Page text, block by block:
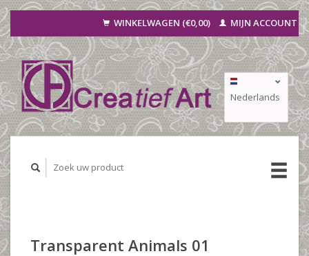
WINKELWAGEN (€0,00) MIJN ACCOUNT
Nederlands
Deutsch
Transparent Animals 01